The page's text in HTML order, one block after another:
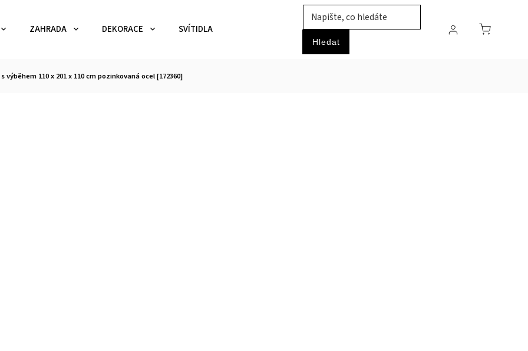
Hledat
ZAHRADA DEKORACE SVÍTIDLA ZVÍŘATA PRŮMYSLOVÉ ZBOŽÍ HOBBY
výběhem 110 x 201 x 110 cm pozinkovaná ocel [172360]